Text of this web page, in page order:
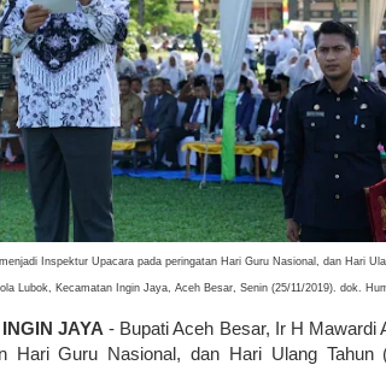
Inspektur Upacara pada peringatan Hari Guru Nasional, dan Hari
Lubok, Kecamatan Ingin Jaya, Aceh Besar, Senin (25/11/2019). dok.
JAYA - Bupati Aceh Besar, Ir H Mawardi
Hari Guru Nasional, dan Hari Ulang